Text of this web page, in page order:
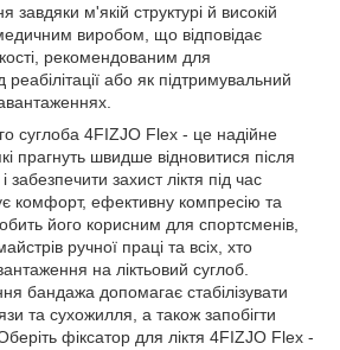
завдяки м'якій структурі й високій
медичним виробом, що відповідає
рекомендованим для
або як підтримувальний
суглоба 4FIZJO Flex - це надійне
прагнуть швидше відновитися після
захист ліктя під час
комфорт, ефективну компресію та
його корисним для спортсменів,
ручної праці та всіх, хто
на ліктьовий суглоб.
бандажа допомагає стабілізувати
та сухожилля, а також запобігти
фіксатор для ліктя 4FIZJO Flex -